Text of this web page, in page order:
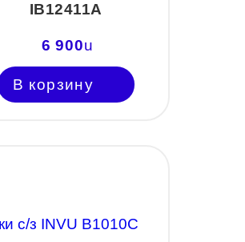
IB12411A
6 900u
В корзину